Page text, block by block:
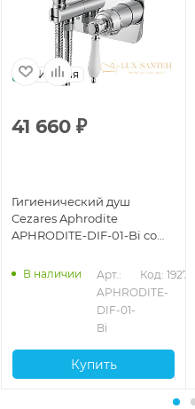
Италия
41 660 ₽
Гигиенический душ
Cezares Aphrodite
APHRODITE-DIF-01-Bi со
В наличии
Арт.:
APHRODITE-
DIF-01-
Bi
Код: 19279
Купить